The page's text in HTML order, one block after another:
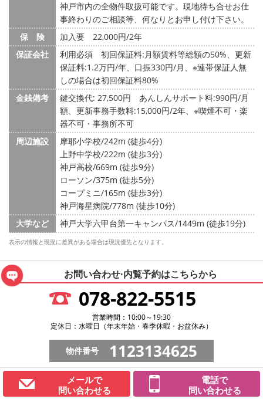
神戸市内の全物件取扱可能です。現地待ち合せお仕
事終わりのご相談等、何なりとお申し付け下さい。
保 険
加入要 22,000円/2年
保証会社
利用必須 初回保証料:月額賃料等総額の50%、更新
保証料:1.2万円/年、口振330円/月、※連帯保証人無
しの場合は初回保証料80%
金銭備考
鍵交換代: 27,500円
あんしんサポート料:990円/月
額、更新事務手数料:15,000円/2年、※喫煙不可・楽
器不可・事務所不可
周辺施設
摩耶小学校/242m (徒歩4分)
上野中学校/222m (徒歩3分)
神戸高校/669m (徒歩9分)
ローソン/375m (徒歩5分)
コープミニ/165m (徒歩3分)
神戸海星病院/778m (徒歩10分)
大学など
神戸大学六甲台第一キャンパス/1449m (徒歩19分)
表示の情報と現況に差異がある場合は現況優先となります。
お問い合わせ·内覧予約はこちらから
078-822-5515
営業時間：10:00～19:30
定休日：水曜日（年末年始・春季休暇・お盆休み）
物件番号 1123134625
メールで
問い合わせる
電話で
問い合わせる